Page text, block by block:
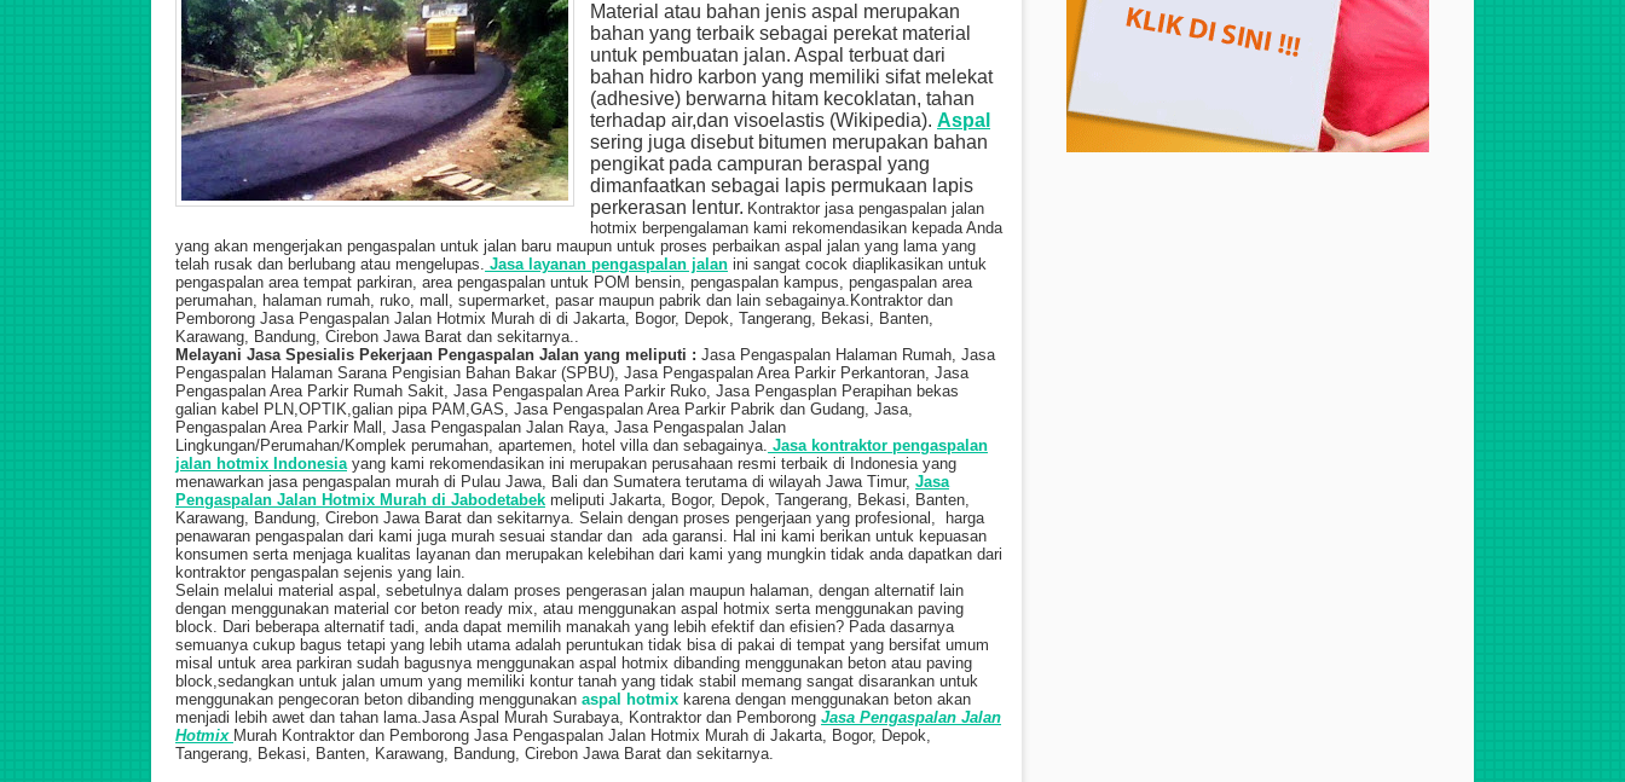
Material atau bahan jenis aspal merupakan
bahan yang terbaik sebagai perekat material
untuk pembuatan jalan. Aspal terbuat dari
bahan hidro karbon yang memiliki sifat melekat
(adhesive) berwarna hitam kecoklatan, tahan
terhadap air,dan visoelastis (Wikipedia). Aspal
sering juga disebut bitumen merupakan bahan
pengikat pada campuran beraspal yang
dimanfaatkan sebagai lapis permukaan lapis
perkerasan lentur. Kontraktor jasa pengaspalan jalan
hotmix berpengalaman kami rekomendasikan kepada Anda
yang akan mengerjakan pengaspalan untuk jalan baru maupun untuk proses perbaikan aspal jalan yang lama yang
telah rusak dan berlubang atau mengelupas. Jasa layanan pengaspalan jalan ini sangat cocok diaplikasikan untuk
pengaspalan area tempat parkiran, area pengaspalan untuk POM bensin, pengaspalan kampus, pengaspalan area
perumahan, halaman rumah, ruko, mall, supermarket, pasar maupun pabrik dan lain sebagainya. Kontraktor dan
Pemborong Jasa Pengaspalan Jalan Hotmix Murah di di Jakarta, Bogor, Depok, Tangerang, Bekasi, Banten,
Karawang, Bandung, Cirebon Jawa Barat dan sekitarnya..
Melayani Jasa Spesialis Pekerjaan Pengaspalan Jalan yang meliputi : Jasa Pengaspalan Halaman Rumah, Jasa
Pengaspalan Halaman Sarana Pengisian Bahan Bakar (SPBU), Jasa Pengaspalan Area Parkir Perkantoran, Jasa
Pengaspalan Area Parkir Rumah Sakit, Jasa Pengaspalan Area Parkir Ruko, Jasa Pengasplan Perapihan bekas
galian kabel PLN,OPTIK,galian pipa PAM,GAS, Jasa Pengaspalan Area Parkir Pabrik dan Gudang, Jasa,
Pengaspalan Area Parkir Mall, Jasa Pengaspalan Jalan Raya, Jasa Pengaspalan Jalan
Lingkungan/Perumahan/Komplek perumahan, apartemen, hotel villa dan sebagainya. Jasa kontraktor pengaspalan
jalan hotmix Indonesiayang kami rekomendasikan ini merupakan perusahaan resmi terbaik di Indonesia yang
menawarkan jasa pengaspalan murah di Pulau Jawa, Bali dan Sumatera terutama di wilayah Jawa Timur, Jasa
Pengaspalan Jalan Hotmix Murah di Jabodetabek meliputi Jakarta, Bogor, Depok, Tangerang, Bekasi, Banten,
Karawang, Bandung, Cirebon Jawa Barat dan sekitarnya. Selain dengan proses pengerjaan yang profesional, harga
penawaran pengaspalan dari kami juga murah sesuai standar dan ada garansi. Hal ini kami berikan untuk kepuasan
konsumen serta menjaga kualitas layanan dan merupakan kelebihan dari kami yang mungkin tidak anda dapatkan dari
kontraktor pengaspalan sejenis yang lain.
Selain melalui material aspal, sebetulnya dalam proses pengerasan jalan maupun halaman, dengan alternatif lain
dengan menggunakan material cor beton ready mix, atau menggunakan aspal hotmix serta menggunakan paving
block. Dari beberapa alternatif tadi, anda dapat memilih manakah yang lebih efektif dan efisien? Pada dasarnya
semuanya cukup bagus tetapi yang lebih utama adalah peruntukan tidak bisa di pakai di tempat yang bersifat umum
misal untuk area parkiran sudah bagusnya menggunakan aspal hotmix dibanding menggunakan beton atau paving
block,sedangkan untuk jalan umum yang memiliki kontur tanah yang tidak stabil memang sangat disarankan untuk
menggunakan pengecoran beton dibanding menggunakan aspal hotmix karena dengan menggunakan beton akan
menjadi lebih awet dan tahan lama.Jasa Aspal Murah Surabaya, Kontraktor dan Pemborong Jasa Pengaspalan Jalan
Hotmix Murah Kontraktor dan Pemborong Jasa Pengaspalan Jalan Hotmix Murah di Jakarta, Bogor, Depok,
Tangerang, Bekasi, Banten, Karawang, Bandung, Cirebon Jawa Barat dan sekitarnya.